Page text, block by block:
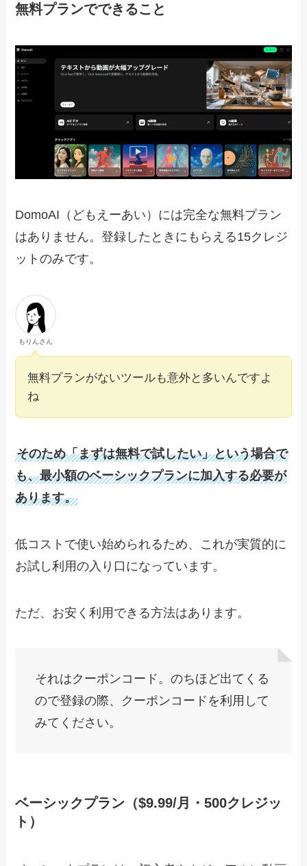
無料プランでできること
DomoAI（どもえーあい）には完全な無料プラン
はありません。登録したときにもらえる15クレジ
ットのみです。
もりんさん
無料プランがないツールも意外と多いんですよ
ね
そのため「まずは無料で試したい」という場合で
も、最小額のベーシックプランに加入する必要が
あります。
低コストで使い始められるため、これが実質的に
お試し利用の入り口になっています。
ただ、お安く利用できる方法はあります。
それはクーポンコード。のちほど出てくる
ので登録の際、クーポンコードを利用して
みてください。
ベーシックプラン（$9.99/月・500クレジッ
ト）